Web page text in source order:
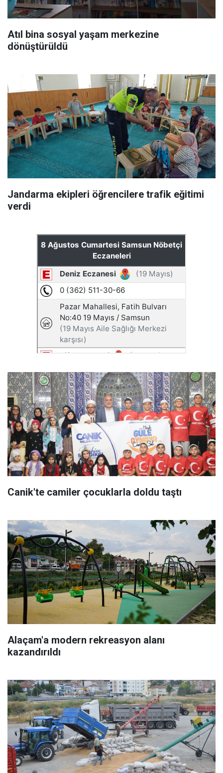
Atıl bina sosyal yaşam merkezine
dönüştürüldü
Jandarma ekipleri öğrencilere trafik eğitimi
verdi
Canik'te camiler çocuklarla doldu taştı
Alaçam'a modern rekreasyon alanı
kazandırıldı